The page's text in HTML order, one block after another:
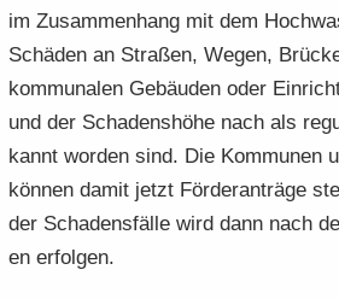
im Zu­sam­men­hang mit dem
Schä­den an Stra­ßen, Wegen,
kom­mu­na­len Ge­bäu­den oder
und der Scha­dens­hö­he nach als
kannt wor­den sind. Die Kom­mu­nen
kön­nen damit jetzt För­der­an­trä­ge
der Scha­dens­fäl­le wird dann nach
en er­fol­gen.